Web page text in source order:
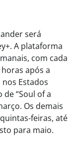
será
A plataforma
com cada
após a
Estados
“Soul of a
Os demais
feiras, até
para maio.